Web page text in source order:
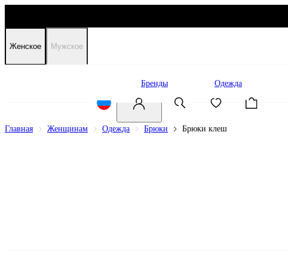
Женское Мужское
Бренды Одежда
Главная Женщинам Одежда Брюки Брюки клеш